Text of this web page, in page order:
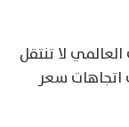
لا تنتقل
اتجاهات سعر